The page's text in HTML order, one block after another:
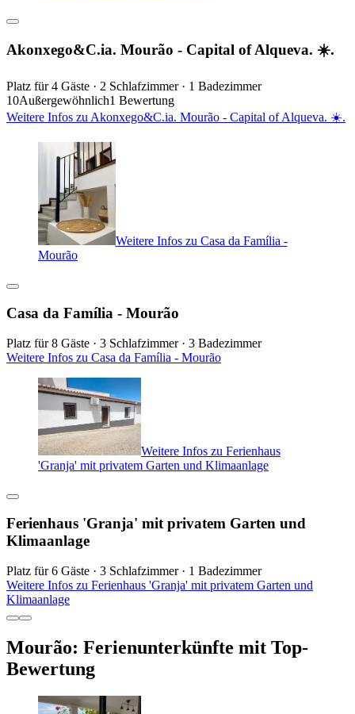
Akonxego&C.ia. Mourão - Capital of Alqueva. ☀️.
Platz für 4 Gäste · 2 Schlafzimmer · 1 Badezimmer
10Außergewöhnlich1 Bewertung
Weitere Infos zu Akonxego&C.ia. Mourão - Capital of Alqueva. ☀️.
Weitere Infos zu Casa da Família -
Mourão
Casa da Família - Mourão
Platz für 8 Gäste · 3 Schlafzimmer · 3 Badezimmer
Weitere Infos zu Casa da Família - Mourão
Weitere Infos zu Ferienhaus
'Granja' mit privatem Garten und Klimaanlage
Ferienhaus 'Granja' mit privatem Garten und
Klimaanlage
Platz für 6 Gäste · 3 Schlafzimmer · 1 Badezimmer
Weitere Infos zu Ferienhaus 'Granja' mit privatem Garten und
Klimaanlage
Mourão: Ferienunterkünfte mit Top-
Bewertung